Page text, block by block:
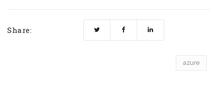
Share:
azure